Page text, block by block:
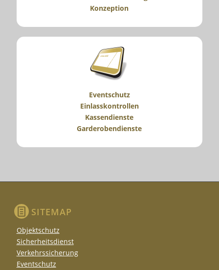
Konzeption
Eventschutz
Einlasskontrollen
Kassendienste
Garderobendienste
SITEMAP
Objektschutz
Sicherheitsdienst
Verkehrssicherung
Eventschutz